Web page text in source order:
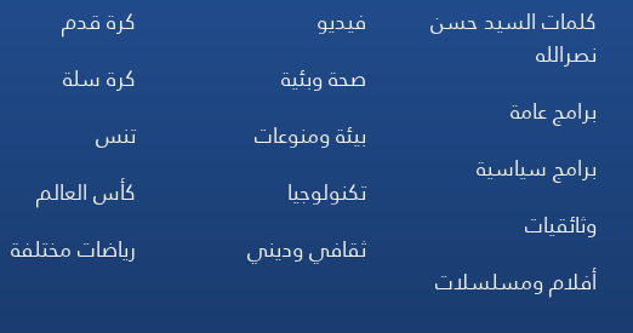
كلمات السيد حسن
نصرالله
برامج عامة
برامج سياسية
وثائقيات
أفلام ومسلسلات
فيديو
صحة وبئية
بيئة ومنوعات
تكنولوجيا
ثقافي وديني
كرة قدم
كرة سلة
تنس
كأس العالم
رياضات مختلفة